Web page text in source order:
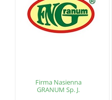
Firma Nasienna
GRANUM Sp. J.